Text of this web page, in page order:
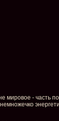
мировое - часть